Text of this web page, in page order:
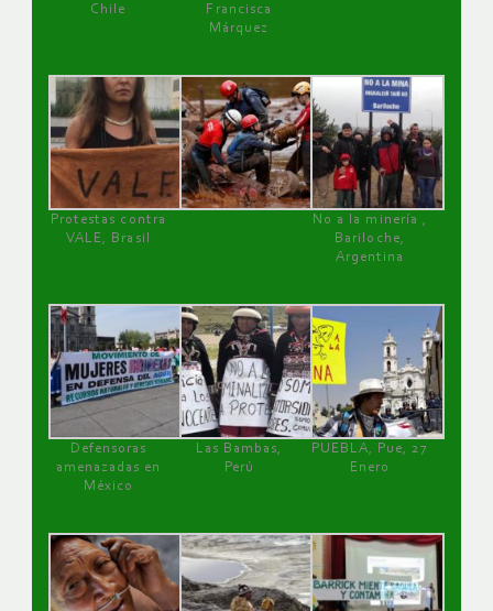
Chile
Francisca
Márquez
Protestas contra
VALE, Brasil
No a la minería ,
Bariloche,
Argentina
Defensoras
amenazadas en
México
Las Bambas,
Perú
PUEBLA, Pue, 27
Enero